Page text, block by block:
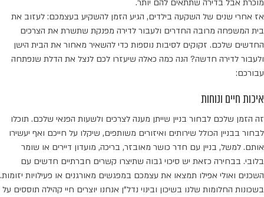
מוכרת אבל בדירה שתתאים להם יותר.
אז אחרי שנים של השקעה בילדים, הגיע הזמן להשקיע בעצמכם: לעזוב את
בית המשפחה מרובה החדרים ולעבור לדירה מפנקת שתשרת את הצרכים
החדשים שלכם. זקוקים לסיבות נוספות כדי להשאיר מאחור את הבית הישן
ולעבור לדירה חדשה? הנה כמה כאלה שיעזרו לכם לנצל את הדלת שנפתחה
עבורכם:
איכות חיים ונוחות
זה הזמן שלכם לבחור בניין שייתן מענה לצרכים ולשעות הפנאי שלכם. תוכלו
לבחור בבניין הכולל שירותים ואיזורים משותפים, שיקלו על חייכם ואף יעשירו
אותם. למשל, בניין עם חדר כושר מאובזר, בריכה, מועדון דיירים או שומר
בלובי. בבחירה כזאת יש סיכוי גבוה שתיצרו קשרים חברתיים חדשים עם
השכנים ואולי אפילו תמצאו את עצמכם במפגשים מאורגנים או פעילויות יזומות.
בשכונות החלומות שלנו בשיכון ובינוי נדל"ן אנחנו יוצרים חיי קהילה תוססים על